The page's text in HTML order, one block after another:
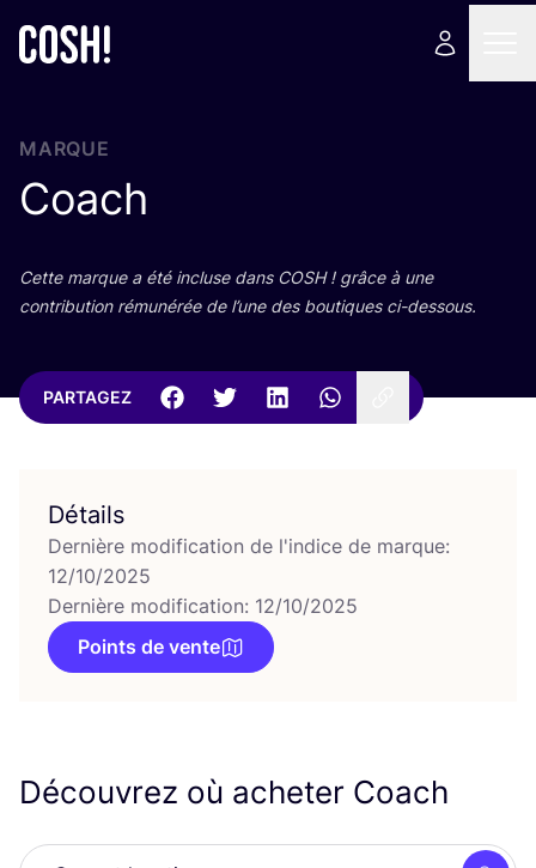
MARQUE
Coach
Cette marque a été incluse dans COSH! grâce à une
contri­bu­tion rému­né­rée de l’une des bou­tiques ci-dessous.
PARTAGEZ
Détails
Dernière modification de l'indice de marque:
12/10/2025
Dernière modification: 12/10/2025
Points de vente
Découvrez où acheter Coach